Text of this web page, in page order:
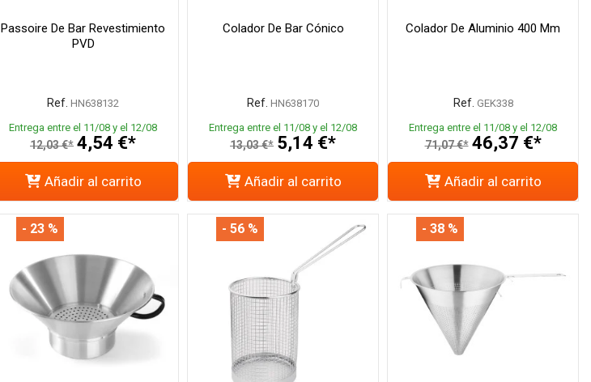
Passoire De Bar Revestimiento
PVD
Ref. HN638132
Entrega entre el 11/08 y el 12/08
12,03 €* 4,54 €*
Añadir al carrito
Colador De Bar Cónico
Ref. HN638170
Entrega entre el 11/08 y el 12/08
13,03 €* 5,14 €*
Añadir al carrito
Colador De Aluminio 400 Mm
Ref. GEK338
Entrega entre el 11/08 y el 12/08
71,07 €* 46,37 €*
Añadir al carrito
- 23 % - 56 % - 38 %